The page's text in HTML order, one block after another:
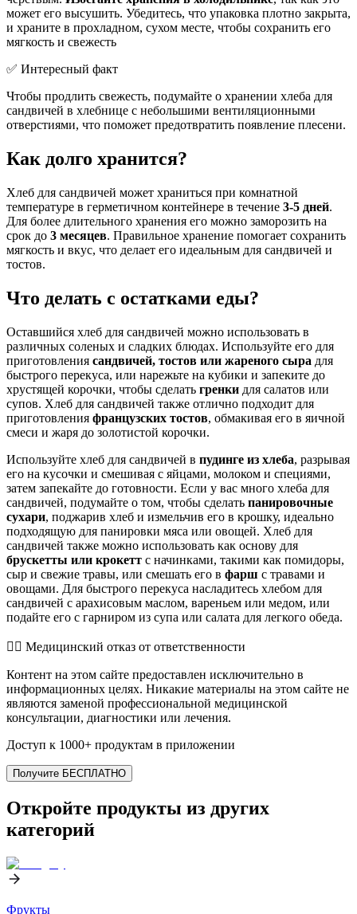
может его высушить. Убедитесь, что упаковка плотно закрыта,
и храните в прохладном, сухом месте, чтобы сохранить его
мягкость и свежесть
✅ Интересный факт
Чтобы продлить свежесть, подумайте о хранении хлеба для
сандвичей в хлебнице с небольшими вентиляционными
отверстиями, что поможет предотвратить появление плесени.
Как долго хранится?
Хлеб для сандвичей может храниться при комнатной
температуре в герметичном контейнере в течение 3-5 дней.
Для более длительного хранения его можно заморозить на
срок до 3 месяцев. Правильное хранение помогает сохранить
мягкость и вкус, что делает его идеальным для сандвичей и
тостов.
Что делать с остатками еды?
Оставшийся хлеб для сандвичей можно использовать в
различных соленых и сладких блюдах. Используйте его для
приготовления сандвичей, тостов или жареного сыра для
быстрого перекуса, или нарежьте на кубики и запеките до
хрустящей корочки, чтобы сделать гренки для салатов или
супов. Хлеб для сандвичей также отлично подходит для
приготовления французских тостов, обмакивая его в яичной
смеси и жаря до золотистой корочки.
Используйте хлеб для сандвичей в пудинге из хлеба, разрывая
его на кусочки и смешивая с яйцами, молоком и специями,
затем запекайте до готовности. Если у вас много хлеба для
сандвичей, подумайте о том, чтобы сделать панировочные
сухари, поджарив хлеб и измельчив его в крошку, идеально
подходящую для панировки мяса или овощей. Хлеб для
сандвичей также можно использовать как основу для
брускетты или крокетт с начинками, такими как помидоры,
сыр и свежие травы, или смешать его в фарш с травами и
овощами. Для быстрого перекуса насладитесь хлебом для
сандвичей с арахисовым маслом, вареньем или медом, или
подайте его с гарниром из супа или салата для легкого обеда.
👨‍⚕️️ Медицинский отказ от ответственности
Контент на этом сайте предоставлен исключительно в
информационных целях. Никакие материалы на этом сайте не
являются заменой профессиональной медицинской
консультации, диагностики или лечения.
Доступ к 1000+ продуктам в приложении
Получите БЕСПЛАТНО
Откройте продукты из других
категорий
Фрукты